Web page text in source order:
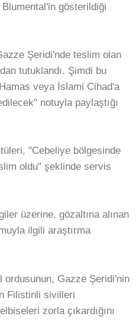
gösterildiği
Şeridi'nde teslim olan
tutuklandı. Şimdi bu
veya İslami Cihad'a
notuyla paylaştığı
"Cebeliye bölgesinde
oldu" şeklinde servis
üzerine, gözaltına alınan
ilgili araştırma
ordusunun, Gazze Şeridi'nin
Filistinli sivilleri
zorla çıkardığını